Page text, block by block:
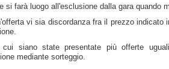
si farà luogo all'esclusione dalla gara quando
vi sia discordanza fra il prezzo
siano state presentate più offerte
mediante sorteggio.